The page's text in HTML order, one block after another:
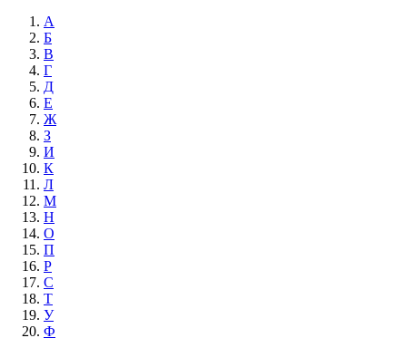
А
Б
В
Г
Д
Е
Ж
З
И
К
Л
М
Н
О
П
Р
С
Т
У
Ф